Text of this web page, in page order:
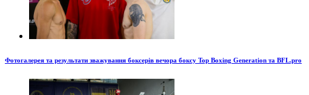
Фотогалерея та результати зважування боксерів вечора боксу Top Boxing Generation та BFL.pro